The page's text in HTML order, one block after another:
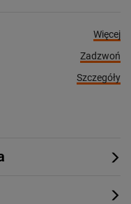
Więcej
Zadzwoń
Szczegóły